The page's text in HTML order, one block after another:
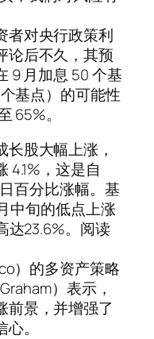
者对央行政策利
论后不久，其预
9 月加息 50 个基
基点）的可能性
65%。
股大幅上涨，
4.1%，这是自
百分比涨幅。基
中旬的低点上涨
达23.6%。阅读
）的多资产策略
）表示，
前景，并增强了
。